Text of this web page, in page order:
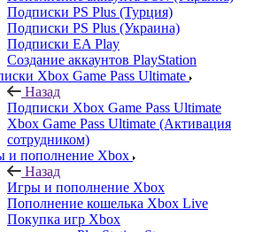
Подписки PS Plus (Турция)
Подписки PS Plus (Украина)
Подписки EA Play
Создание аккаунтов PlayStation
Xbox Game Pass Ultimate
Назад
Подписки Xbox Game Pass Ultimate
Xbox Game Pass Ultimate (Активация
сотрудником)
и пополнение Xbox
Назад
Игры и пополнение Xbox
Пополнение кошелька Xbox Live
Покупка игр Xbox